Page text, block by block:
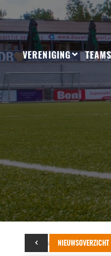
VERENIGING
NIEUWSOVERZICHT
20 januari 2014